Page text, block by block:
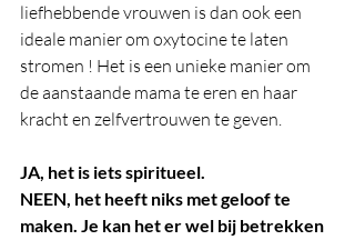
liefhebbende vrouwen is dan ook een
ideale manier om oxytocine te laten
stromen ! Het is een unieke manier om
de aanstaande mama te eren en haar
kracht en zelfvertrouwen te geven.
JA, het is iets spiritueel.
NEEN, het heeft niks met geloof te
maken. Je kan het er wel bij betrekken